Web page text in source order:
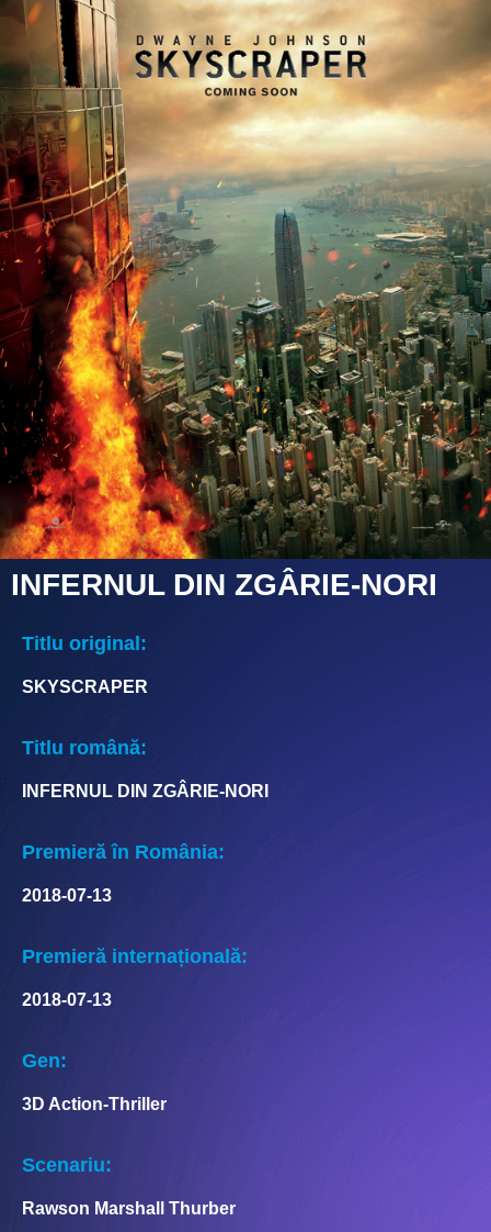
INFERNUL DIN ZGÂRIE-NORI
Titlu original:
SKYSCRAPER
Titlu română:
INFERNUL DIN ZGÂRIE-NORI
Premieră în România:
2018-07-13
Premieră internațională:
2018-07-13
Gen:
3D Action-Thriller
Scenariu:
Rawson Marshall Thurber